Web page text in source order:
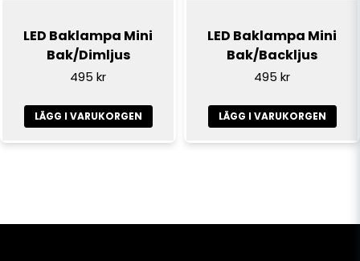
LED Baklampa Mini
Bak/Dimljus
495 kr
LÄGG I VARUKORGEN
LED Baklampa Mini
Bak/Backljus
495 kr
LÄGG I VARUKORGEN